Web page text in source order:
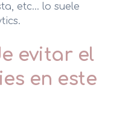
etc... lo suele
evitar el
en este